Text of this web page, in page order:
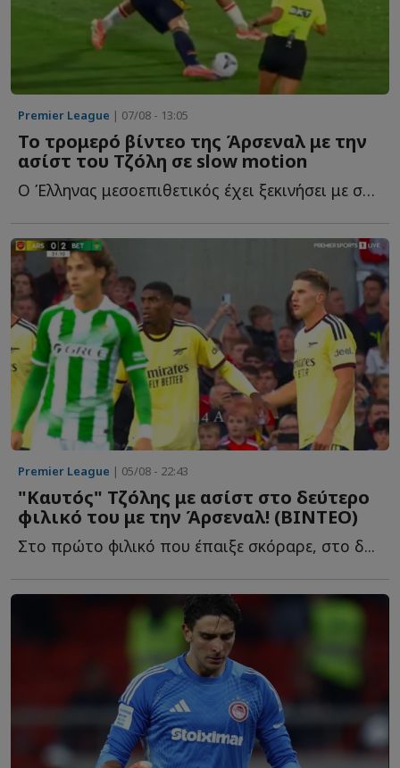
Premier League | 07/08 - 13:05
Το τρομερό βίντεο της Άρσεναλ με την
ασίστ του Τζόλη σε slow motion
Ο Έλληνας μεσοεπιθετικός έχει ξεκινήσει με σπασμένα τ...
Premier League | 05/08 - 22:43
"Καυτός" Τζόλης με ασίστ στο δεύτερο
φιλικό του με την Άρσεναλ! (ΒΙΝΤΕΟ)
Στο πρώτο φιλικό που έπαιξε σκόραρε, στο δ...